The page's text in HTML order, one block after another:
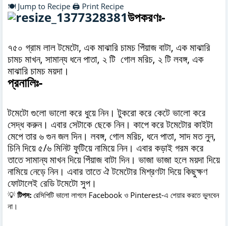
🍽️ Jump to Recipe 🖨️ Print Recipe
উপকরণঃ-
৭৫০ গ্রাম লাল টমেটো, এক মাঝারি চামচ পিঁয়াজ বাটা, এক মাঝারি
চামচ মাখন, সামান্য ধনে পাতা, ২ টি গোল মরিচ, ২ টি লবঙ্গ, এক
মাঝারি চামচ ময়দা।
প্রনালিঃ-
টমেটো গুলো ভালো করে ধুয়ে নিন। টুকরো করে কেটে ভালো করে
সেদ্ধ করুন। এবার সেটাকে ছেকে নিন। কাপে করে টমেটোর কাইটা
মেপে তার ৬ গুন জল দিন। লবঙ্গ, গোল মরিচ, ধনে পাতা, সাদ মত নুন,
চিনি দিয়ে ৫/৬ মিনিট ফুটিয়ে নামিয়ে নিন। এবার কড়াই গরম করে
তাতে সামান্য মাখন দিয়ে পিঁয়াজ বাটা দিন। ভাজা ভাজা হলে ময়দা দিয়ে
নামিয়ে নেড়ে নিন। এবার তাতে ঐ টমেটোর মিশ্রণটা দিয়ে কিছুক্ষণ
ফোটালেই রেডি টমেটো সুপ।
💡 টিপস: রেসিপিটি ভালো লাগলে Facebook ও Pinterest-এ শেয়ার করতে ভুলবেন
না।